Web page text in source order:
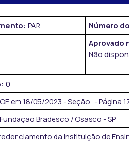
PAR Número
Aprovado
Não
0
em 18/05/2023 - Seção I - Página 17
Fundação Bradesco / Osasco - SP
da Instituição de